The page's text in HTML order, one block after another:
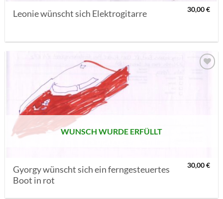
Leonie wünscht sich Elektrogitarre 30,00€
WUNSCH WURDE ERFÜLLT
Gyorgy wünscht sich ein ferngesteuertes
Boot in rot
30,00€